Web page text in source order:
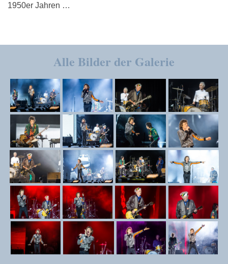
1950er Jahren …
Alle Bilder der Galerie